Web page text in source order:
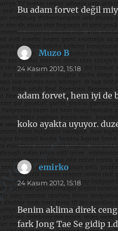
Bu adam forvet değil
Muzo Bdedi
ki:
24 Kasım 2012, 15:18
adam forvet, hem iyi de
koko ayakta uyuyor.
emirkodedi
ki:
24 Kasım 2012, 15:18
Benim aklima direk
fark Jong Tae Se gidip